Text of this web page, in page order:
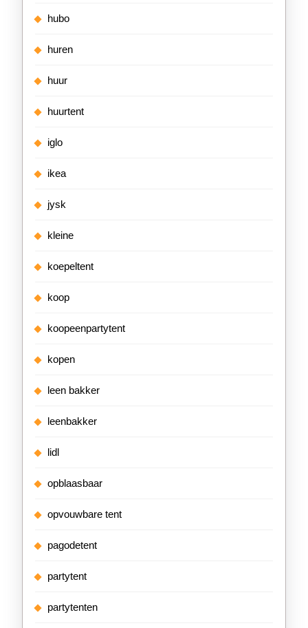
hubo
huren
huur
huurtent
iglo
ikea
jysk
kleine
koepeltent
koop
koopeenpartytent
kopen
leen bakker
leenbakker
lidl
opblaasbaar
opvouwbare tent
pagodetent
partytent
partytenten